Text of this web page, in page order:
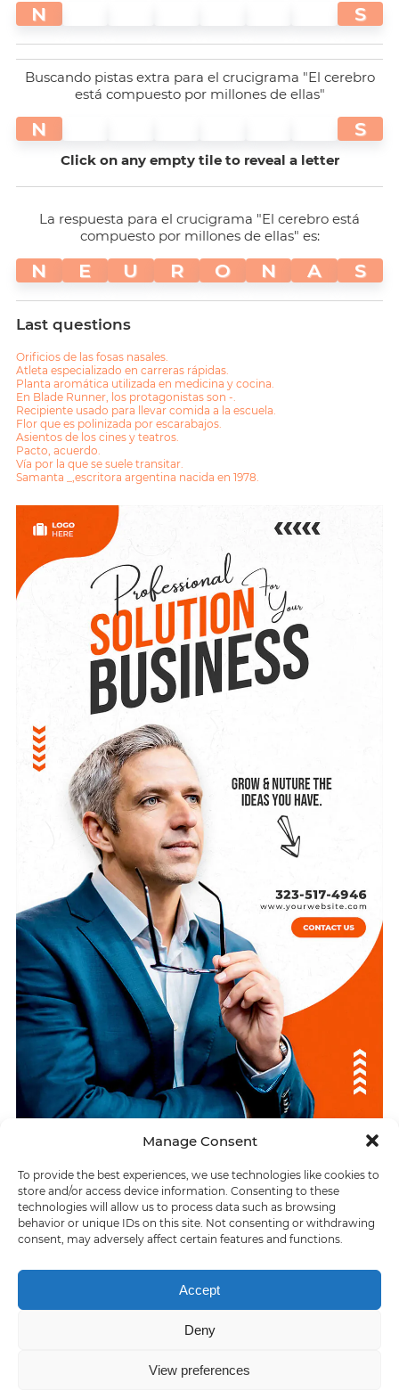
Manage Consent
To provide the best experiences, we use technologies like cookies to
store and/or access device information. Consenting to these
technologies will allow us to process data such as browsing
behavior or unique IDs on this site. Not consenting or withdrawing
consent, may adversely affect certain features and functions.
Accept
Deny
View preferences
N S
Buscando pistas extra para el crucigrama "El cerebro
está compuesto por millones de ellas"
N S
Click on any empty tile to reveal a letter
La respuesta para el crucigrama "El cerebro está
compuesto por millones de ellas" es:
N E U R O N A S
Last questions
Orificios de las fosas nasales.
Atleta especializado en carreras rápidas.
Planta aromática utilizada en medicina y cocina.
En Blade Runner, los protagonistas son -.
Recipiente usado para llevar comida a la escuela.
Flor que es polinizada por escarabajos.
Asientos de los cines y teatros.
Pacto, acuerdo.
Vía por la que se suele transitar.
Samanta _,escritora argentina nacida en 1978.
ÚLTIMAS RESPUESTAS
«La divina comedia» describe los círculos del _
> Dispositivo de enfoque automático de una cámara
Privacy policy